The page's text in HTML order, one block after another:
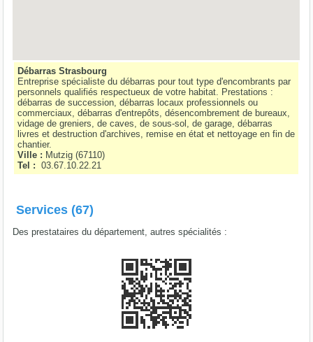
Débarras Strasbourg
Entreprise spécialiste du débarras pour tout type d'encombrants par
personnels qualifiés respectueux de votre habitat. Prestations :
débarras de succession, débarras locaux professionnels ou
commerciaux, débarras d'entrepôts, désencombrement de bureaux,
vidage de greniers, de caves, de sous-sol, de garage, débarras
livres et destruction d'archives, remise en état et nettoyage en fin de
chantier.
Ville : Mutzig(67110)
Tel :
03.67.10.22.21
Services (67)
Des prestataires du département, autres spécialités :